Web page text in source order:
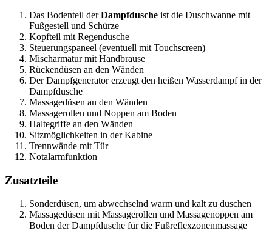
Das Bodenteil derDampfdusche ist die Duschwanne mit
Fußgestell und Schürze
Kopfteil mit Regendusche
Steuerungspaneel (eventuell mit Touchscreen)
Mischarmatur mit Handbrause
Rückendüsen an den Wänden
Der Dampfgenerator erzeugt den heißen Wasserdampf in der
Dampfdusche
Massagedüsen an den Wänden
Massagerollen und Noppen am Boden
Haltegriffe an den Wänden
Sitzmöglichkeiten in der Kabine
Trennwände mit Tür
Notalarmfunktion
Zusatzteile
Sonderdüsen, um abwechselnd warm und kalt zu duschen
Massagedüsen mit Massagerollen und Massagenoppen am
Boden der Dampfdusche für die Fußreflexzonenmassage